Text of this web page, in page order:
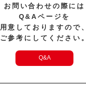
お問い合わせの際には
Q&Aページを
用意しておりますので、
ご参考にしてください。
Q&A